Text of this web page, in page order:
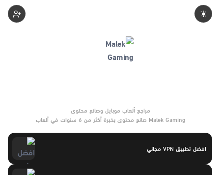
Malek Gaming صانع محتوى بخبرة أكثر من 6 سنوات في ألعاب
افضل تطبيق VPN مجاني